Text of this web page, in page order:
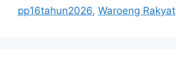
pp16tahun2026, Waroeng Rakyat